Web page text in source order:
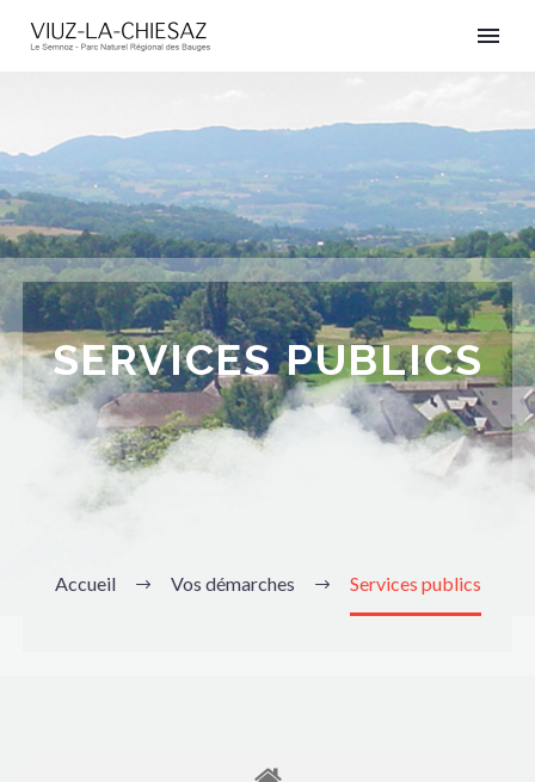
SERVICES PUBLICS
Accueil Vos démarches Services publics